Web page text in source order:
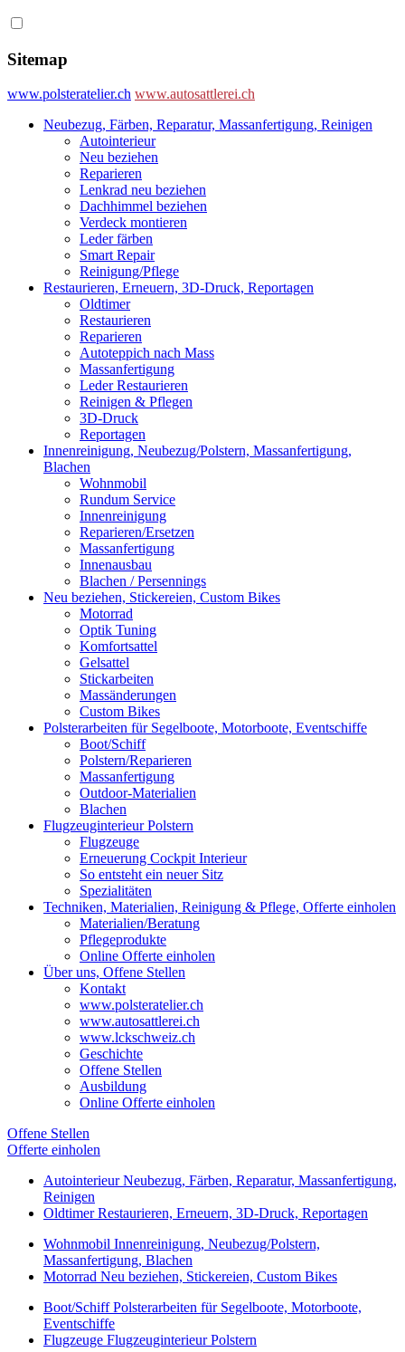
Sitemap
www.polsteratelier.ch www.autosattlerei.ch
Neubezug, Färben, Reparatur, Massanfertigung, Reinigen
Autointerieur
Neu beziehen
Reparieren
Lenkrad neu beziehen
Dachhimmel beziehen
Verdeck montieren
Leder färben
Smart Repair
Reinigung/Pflege
Restaurieren, Erneuern, 3D-Druck, Reportagen
Oldtimer
Restaurieren
Reparieren
Autoteppich nach Mass
Massanfertigung
Leder Restaurieren
Reinigen & Pflegen
3D-Druck
Reportagen
Innenreinigung, Neubezug/Polstern, Massanfertigung,
Blachen
Wohnmobil
Rundum Service
Innenreinigung
Reparieren/Ersetzen
Massanfertigung
Innenausbau
Blachen / Persennings
Neu beziehen, Stickereien, Custom Bikes
Motorrad
Optik Tuning
Komfortsattel
Gelsattel
Stickarbeiten
Massänderungen
Custom Bikes
Polsterarbeiten für Segelboote, Motorboote, Eventschiffe
Boot/Schiff
Polstern/Reparieren
Massanfertigung
Outdoor-Materialien
Blachen
Flugzeuginterieur Polstern
Flugzeuge
Erneuerung Cockpit Interieur
So entsteht ein neuer Sitz
Spezialitäten
Techniken, Materialien, Reinigung & Pflege, Offerte einholen
Materialien/Beratung
Pflegeprodukte
Online Offerte einholen
Über uns, Offene Stellen
Kontakt
www.polsteratelier.ch
www.autosattlerei.ch
www.lckschweiz.ch
Geschichte
Offene Stellen
Ausbildung
Online Offerte einholen
Offene Stellen
Offerte einholen
AutointerieurNeubezug, Färben, Reparatur, Massanfertigung,
Reinigen
OldtimerRestaurieren, Erneuern, 3D-Druck, Reportagen
Wohnmobil Innenreinigung, Neubezug/Polstern,
Massanfertigung, Blachen
Motorrad Neu beziehen, Stickereien, Custom Bikes
Boot/SchiffPolsterarbeiten für Segelboote, Motorboote,
Eventschiffe
Flugzeuge Flugzeuginterieur Polstern